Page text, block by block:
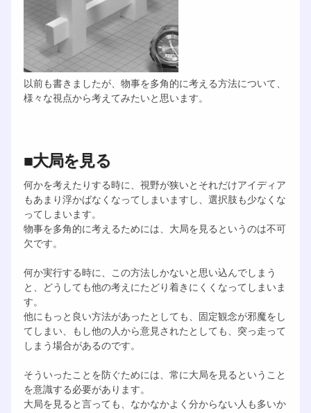
以前も書きましたが、物事を多角的に考える方法について、
様々な視点から考えてみたいと思います。
■大局を見る
何かを考えたりする時に、視野が狭いとそれだけアイディア
もあまり浮かばなくなってしまいますし、選択肢も少なくな
ってしまいます。
物事を多角的に考えるためには、大局を見るというのは不可
欠です。
何か実行する時に、この方法しかないと思い込んでしまう
と、どうしても他の考えにたどり着きにくくなってしまいま
す。
他にもっと良い方法があったとしても、固定観念が邪魔をし
てしまい、もし他の人から意見されたとしても、突っ走って
しまう場合があるのです。
そういったことを防ぐためには、常に大局を見るということ
を意識する必要があります。
大局を見ると言っても、なかなかよく分からない人も多いか